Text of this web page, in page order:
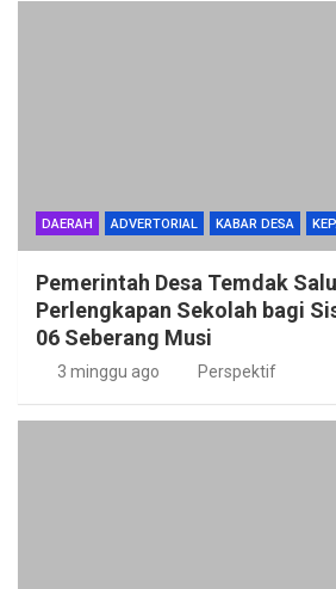
DAERAH ADVERTORIAL KABAR DESA
Pemerintah Desa Temdak
Perlengkapan Sekolah bagi
06 Seberang Musi
3 minggu ago Perspektif